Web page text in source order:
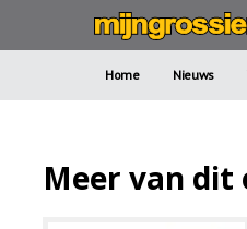
Home Nieuws
Meer van dit